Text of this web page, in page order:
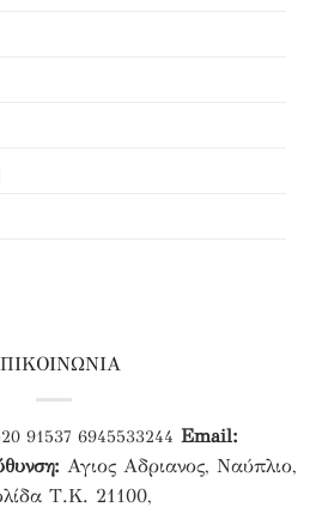
91537 6945533244 Email:
Αγιος Αδριανος, Ναύπλιο,
Τ.Κ. 21100,